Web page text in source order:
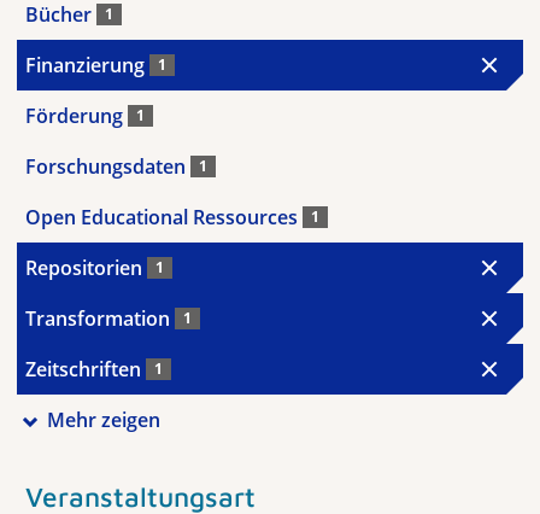
Bücher 1
Finanzierung 1
Förderung 1
Forschungsdaten 1
Open Educational Ressources 1
Repositorien 1
Transformation 1
Zeitschriften 1
Mehr zeigen
Veranstaltungsart